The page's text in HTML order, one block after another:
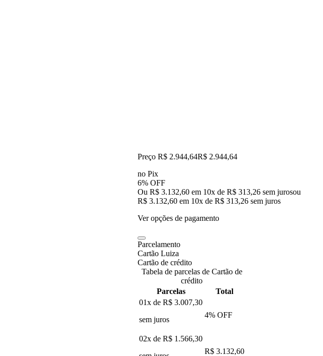
Preço R$ 2.944,64R$ 2.944,64
no Pix
6% OFF
Ou R$ 3.132,60 em 10x de R$ 313,26 sem jurosou
R$ 3.132,60 em 10x de R$ 313,26 sem juros
Ver opções de pagamento
Parcelamento
Cartão Luiza
Cartão de crédito
Tabela de parcelas de Cartão de
crédito
Parcelas
Total
01x de R$ 3.007,30
sem juros
4% OFF
02x de R$ 1.566,30
R$ 3.132,60